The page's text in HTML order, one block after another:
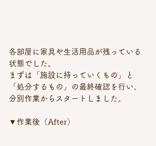
各部屋に家具や生活用品が残っている
状態でした。
まずは「施設に持っていくもの」と
「処分するもの」の最終確認を行い、
分別作業からスタートしました。
▼作業後（After）